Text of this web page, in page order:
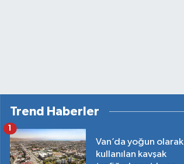
Trend Haberler
Van’da yoğun olarak
kullanılan kavşak
1